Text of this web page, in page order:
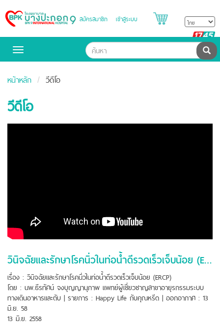
Bangpakok
Hospital
สมัครสมาชิก เข้าสู่ระบบ
Toggle
ค้น
หน้าหลัก วีดีโอ
วีดีโอ
วินิจฉัยและรักษาโรคนิ่วในท่อน้ำดีรวดเร็วเจ็บน้อย (ERCP)
เรื่อง : วินิจฉัยและรักษาโรคนิ่วในท่อน้ำดีรวดเร็วเจ็บน้อย (ERCP)
โดย : นพ.ธีรทัศน์ จงบุญญานุภาพ แพทย์ผู้เชี่ยวชาญสาขาอายุรกรรมระบบ
ทางเดินอาหารและตับ | รายการ : Happy Life กับคุณหรีด | ออกอากาศ : 13
มิ.ย. 58
13 มิ.ย. 2558